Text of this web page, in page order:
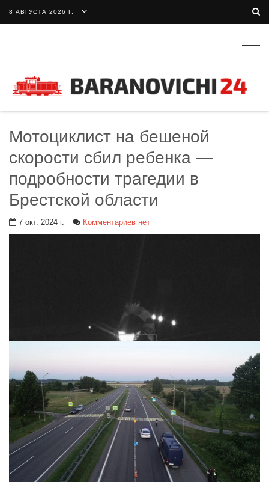
8 АВГУСТА 2026 Г.
Мотоциклист на бешеной
скорости сбил ребенка —
подробности трагедии в
Брестской области
7 окт. 2024 г. Комментариев нет